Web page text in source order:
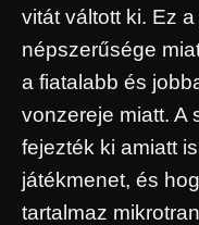
vitát váltott ki. Ez
népszerűsége
a fiatalabb és
vonzereje miatt. A
fejezték ki amiatt
játékmenet, és
tartalmaz